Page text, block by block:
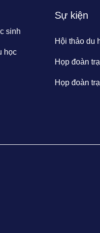
sinh
học
Sự kiện
Hội thảo du
Họp đoàn
Họp đoàn